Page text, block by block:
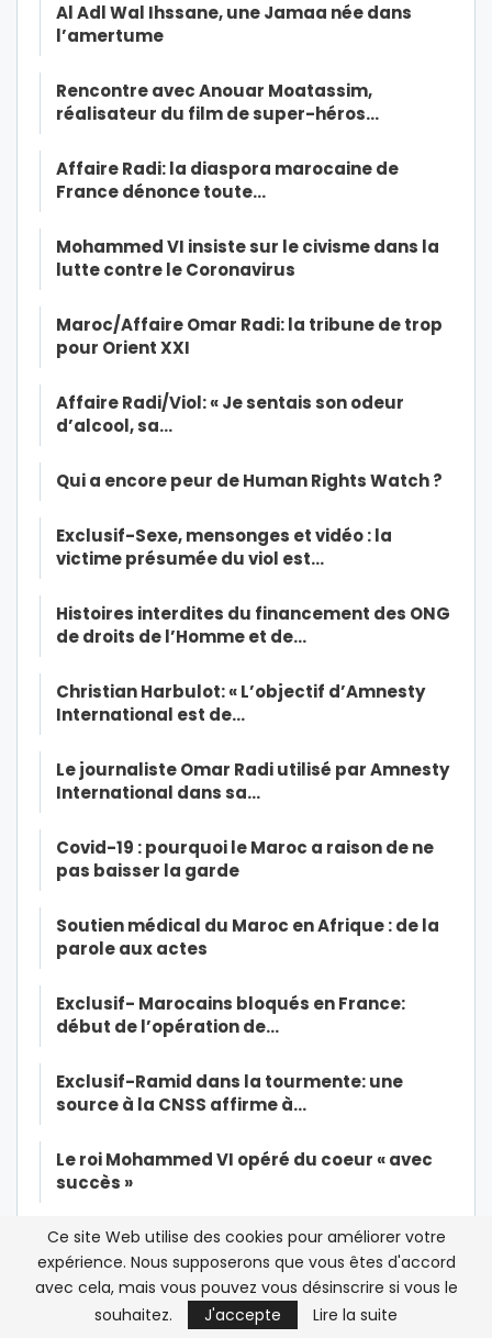
Al Adl Wal Ihssane, une Jamaa née dans
l’amertume
Rencontre avec Anouar Moatassim,
réalisateur du film de super-héros…
Affaire Radi: la diaspora marocaine de
France dénonce toute…
Mohammed VI insiste sur le civisme dans la
lutte contre le Coronavirus
Maroc/Affaire Omar Radi: la tribune de trop
pour Orient XXI
Affaire Radi/Viol: « Je sentais son odeur
d’alcool, sa…
Qui a encore peur de Human Rights Watch ?
Exclusif-Sexe, mensonges et vidéo : la
victime présumée du viol est…
Histoires interdites du financement des ONG
de droits de l’Homme et de…
Christian Harbulot: « L’objectif d’Amnesty
International est de…
Le journaliste Omar Radi utilisé par Amnesty
International dans sa…
Covid-19 : pourquoi le Maroc a raison de ne
pas baisser la garde
Soutien médical du Maroc en Afrique : de la
parole aux actes
Exclusif- Marocains bloqués en France:
début de l’opération de…
Exclusif-Ramid dans la tourmente: une
source à la CNSS affirme à…
Le roi Mohammed VI opéré du coeur « avec
succès »
Covid-19: le roi Mohammed VI ordonne
l’envoi d’une aide à 15…
Des Marocains bloqués en France
Ce site Web utilise des cookies pour améliorer votre
expérience. Nous supposerons que vous êtes d'accord
avec cela, mais vous pouvez vous désinscrire si vous le
souhaitez.
J'accepte Lire la suite